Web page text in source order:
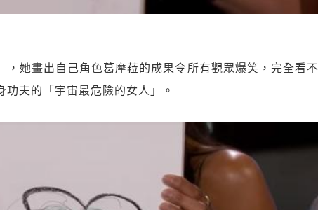
她畫出自己角色葛摩菈的成果令所有觀眾爆笑，完全看不
夫的「宇宙最危險的女人」。